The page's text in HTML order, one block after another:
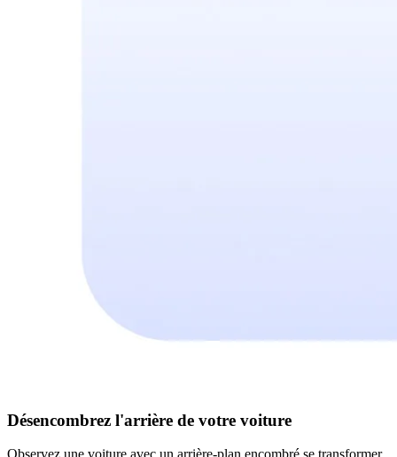
Désencombrez l'arrière de votre voiture